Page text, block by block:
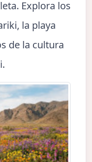
Explora los
la playa
de la cultura